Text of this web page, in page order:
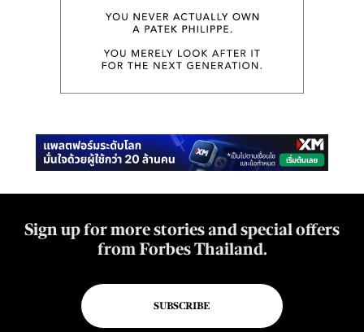
Sign up for more stories and special offers
from Forbes Thailand.
SUBSCRIBE